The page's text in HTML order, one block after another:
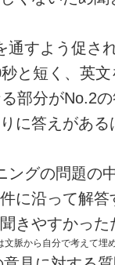
通すよう促さ
と短く、英
部分がNo.2
に答えがあ
ングの問題の
に沿って解答
きやすかっ
文脈から自分で考えて埋